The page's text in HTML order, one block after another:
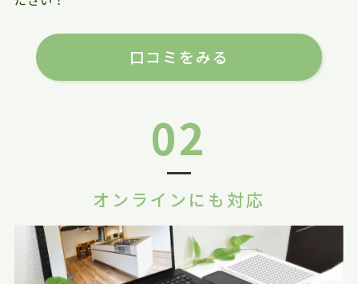
口コミをみる
02
オンラインにも対応